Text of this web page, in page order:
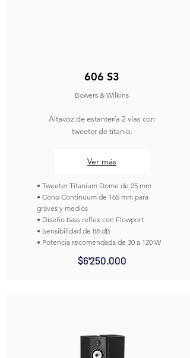
606 S3
Bowers & Wilkins
Altavoz de estantería 2 vías con
tweeter de titanio.
Ver más
• Tweeter Titanium Dome de 25 mm
• Cono Continuum de 165 mm para
graves y medios
• Diseño bass reflex con Flowport
• Sensibilidad de 88 dB
• Potencia recomendada de 30 a 120 W
$6'250.000